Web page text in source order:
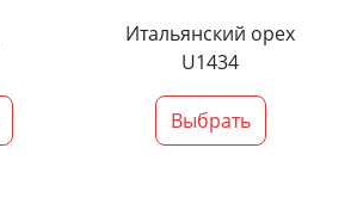
Итальянский орех
U1434
Выбрать